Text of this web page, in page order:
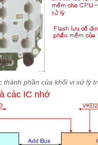
thành phần của khối vi xử lý
các IC nhớ